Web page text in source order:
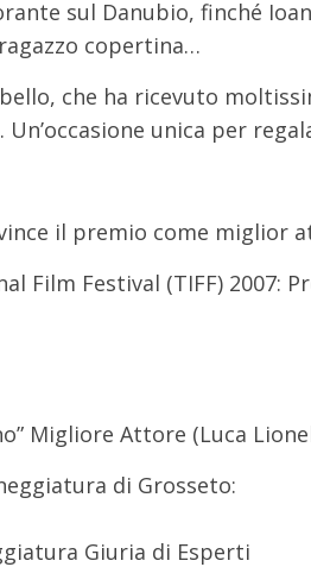
sul Danubio, finché
copertina…
che ha ricevuto
. Un’occasione unica per
il premio come miglior
Film Festival (TIFF) 2007:
Migliore Attore (Luca
di Grosseto:
Giuria di Esperti